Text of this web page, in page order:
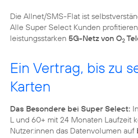
Die Allnet/SMS-Flat ist
Alle Super Select Kunden
leistungsstarken 5G-Netz von O2
Ein Vertrag, bis zu
Karten
Das Besondere bei Super Select:
L und 60+ mit 24 Monaten Laufzeit
Nutzer:innen das Datenvolumen auf